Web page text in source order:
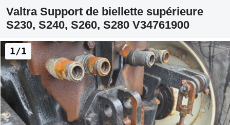
Valtra Support de biellette supérieure
S230, S240, S260, S280 V34761900
1/1